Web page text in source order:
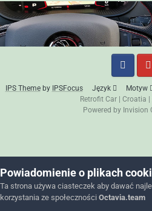
IPS Themeby IPSFocus Język Motyw
Retrofit Car| Croatia
Powered by Invision
Powiadomienie o plikach
Ta strona używa ciasteczek aby dawać
korzystania ze społeczności Octavia.team
Forum Nieprzeczytane Zaloguj się